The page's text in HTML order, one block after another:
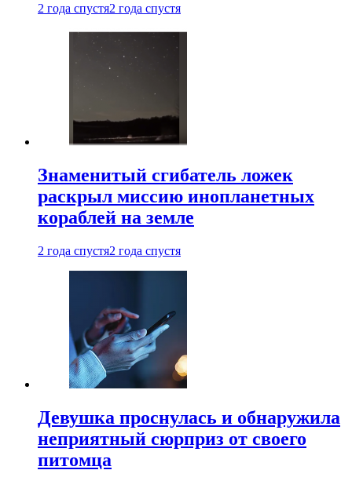
2 года спустя2 года спустя
Знаменитый сгибатель ложек
раскрыл миссию инопланетных
кораблей на земле
2 года спустя2 года спустя
Девушка проснулась и обнаружила
неприятный сюрприз от своего
питомца